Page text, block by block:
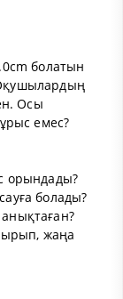
болатын
Осы
емес?
орындады?
болады?
жаңа